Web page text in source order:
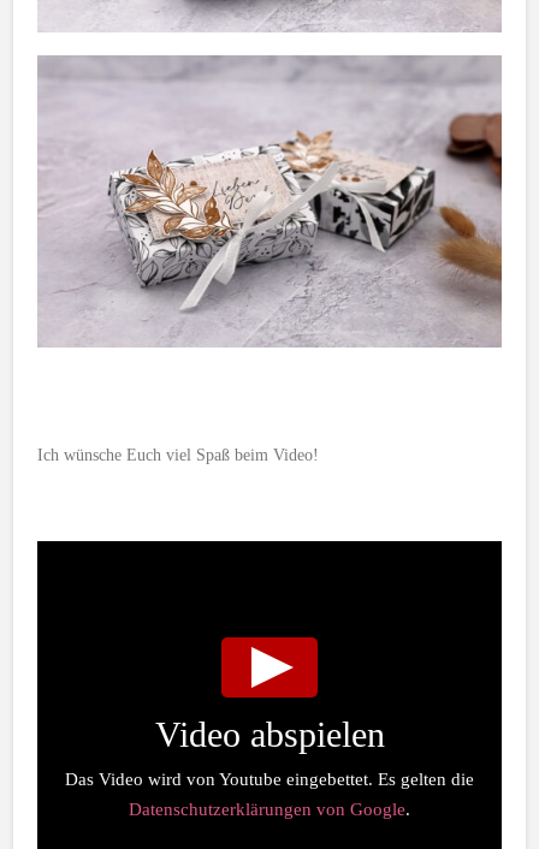
Ich wünsche Euch viel Spaß beim Video!
Video abspielen
Das Video wird von Youtube eingebettet. Es gelten die
Datenschutzerklärungen von Google.